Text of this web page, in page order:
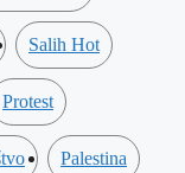
Salih Hot
Protest
Palestina